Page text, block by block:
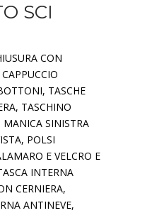
SCI
CON
TASCHE
TASCHINO
MANICA SINISTRA
POLSI
E VELCRO E
INTERNA
CERNIERA,
ANTINEVE,